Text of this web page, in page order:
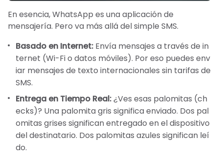
En esencia, WhatsApp es una aplicación de
mensajería. Pero va más allá del simple SMS.
Basado en Internet: Envía mensajes a través de in
ternet (Wi-Fi o datos móviles). Por eso puedes env
iar mensajes de texto internacionales sin tarifas de
SMS.
Entrega en Tiempo Real:¿Ves esas palomitas (ch
ecks)? Una palomita gris significa enviado. Dos pal
omitas grises significan entregado en el dispositivo
del destinatario. Dos palomitas azules significan leí
do.